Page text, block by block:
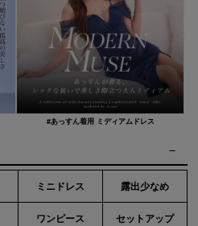
#あっすん着用 ミディアムドレス
ミニドレス 露出少なめ
ワンピース セットアップ